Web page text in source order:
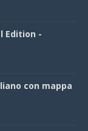
Edition -
con mappa